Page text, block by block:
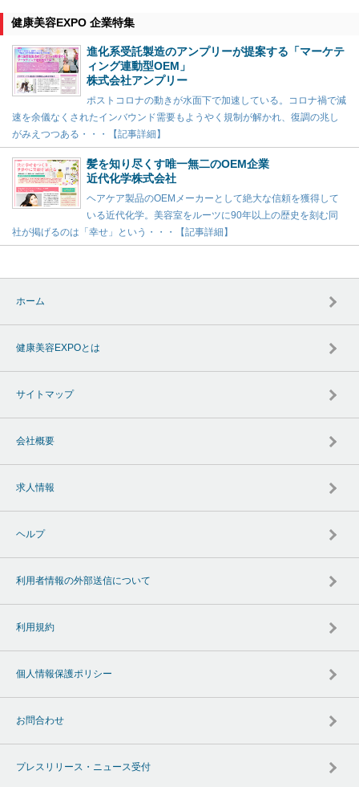
健康美容EXPO 企業特集
進化系受託製造のアンプリーが提案する「マーケテ
ィング連動型OEM」
株式会社アンプリー
ポストコロナの動きが水面下で加速している。コロナ禍で減
速を余儀なくされたインバウンド需要もようやく規制が解かれ、復調の兆し
がみえつつある・・・【記事詳細】
髪を知り尽くす唯一無二のOEM企業
近代化学株式会社
ヘアケア製品のOEMメーカーとして絶大な信頼を獲得して
いる近代化学。美容室をルーツに90年以上の歴史を刻む同
社が掲げるのは「幸せ」という・・・【記事詳細】
ホーム
健康美容EXPOとは
サイトマップ
会社概要
求人情報
ヘルプ
利用者情報の外部送信について
利用規約
個人情報保護ポリシー
お問合わせ
プレスリリース・ニュース受付